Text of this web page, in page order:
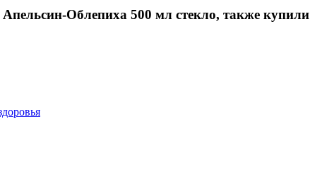
Облепиха 500 мл стекло, также купили